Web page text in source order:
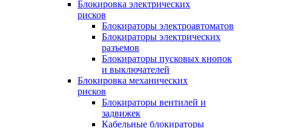
Блокировка электрических
рисков
Блокираторы электроавтоматов
Блокираторы электрических
разъемов
Блокираторы пусковых кнопок
и выключателей
Блокировка механических
рисков
Блокираторы вентилей и
задвижек
Кабельные блокираторы